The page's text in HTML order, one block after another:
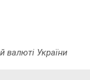
валюті України